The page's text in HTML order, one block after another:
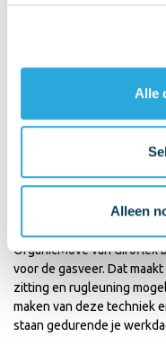
Alle
Alleen
aan de stoffering of de
aangetast. Verder
LET OP! De Comfort
een zit en rugleuning die
uitvoering. Niet te hard
OragnicMove
daarmee de rugleuning
beweegmoment dermate
OrganicMove van
voor de gasveer. Dat
zitting en rugleuning
maken van deze techniek
staan gedurende je